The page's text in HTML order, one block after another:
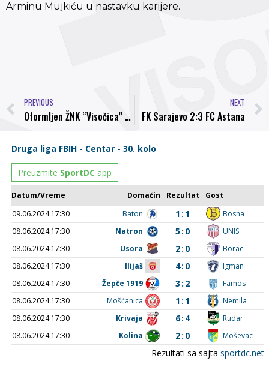
Arminu Mujkiću u nastavku karijere.
PREVIOUS
Oformljen ŽNK “Visočica” Visoko
NEXT
FK Sarajevo 2:3 FC Astana